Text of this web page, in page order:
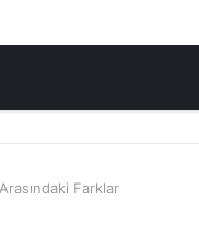
Farklar